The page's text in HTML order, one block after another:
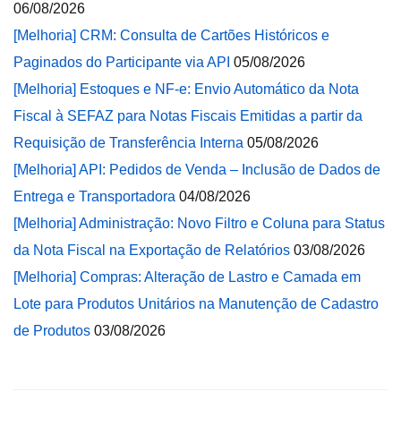
06/08/2026
[Melhoria] CRM: Consulta de Cartões Históricos e
Paginados do Participante via API 05/08/2026
[Melhoria] Estoques e NF-e: Envio Automático da Nota
Fiscal à SEFAZ para Notas Fiscais Emitidas a partir da
Requisição de Transferência Interna 05/08/2026
[Melhoria] API: Pedidos de Venda – Inclusão de Dados de
Entrega e Transportadora 04/08/2026
[Melhoria] Administração: Novo Filtro e Coluna para Status
da Nota Fiscal na Exportação de Relatórios 03/08/2026
[Melhoria] Compras: Alteração de Lastro e Camada em
Lote para Produtos Unitários na Manutenção de Cadastro
de Produtos 03/08/2026